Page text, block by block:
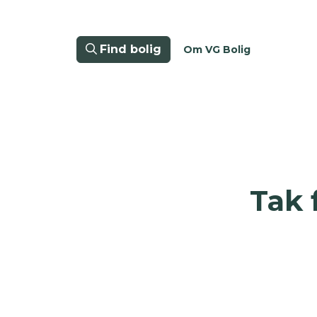
Find bolig Om VG Bolig
Tak